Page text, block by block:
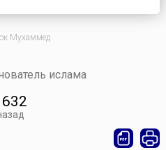
Мухаммед
ислама
632